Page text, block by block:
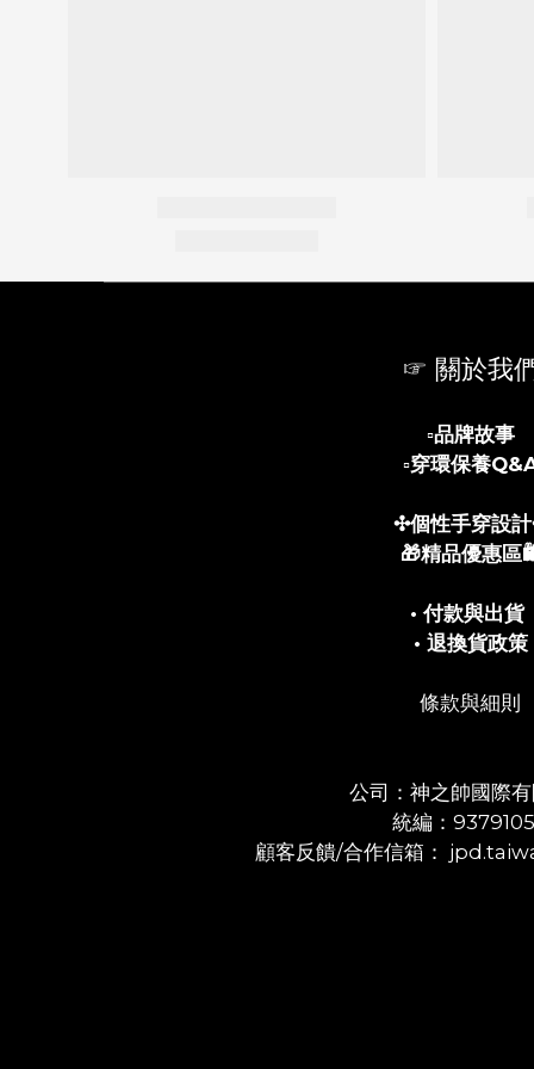
☞ 關於我
▫️品牌故事
▫️穿環保養
✣個性手穿設
🎁精品優惠區
• 付款與出貨
• 退換貨政策
條款與細則
公司：神之帥國際
統編：
顧客反饋/合作信箱：